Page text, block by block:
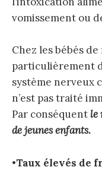
vomissement ou
Chez les bébés
particulièrement
système nerveux
n’est pas traité
Par conséquent le
de jeunes enfants.
•Taux élevés de